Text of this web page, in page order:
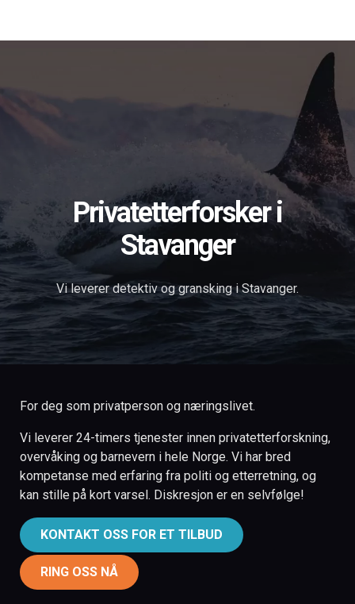
Privatetterforsker i
Stavanger
Vi leverer detektiv og gransking i Stavanger.
For deg som privatperson og næringslivet.
Vi leverer 24-timers tjenester innen privatetterforskning,
overvåking og barnevern i hele Norge. Vi har bred
kompetanse med erfaring fra politi og etterretning, og
kan stille på kort varsel. Diskresjon er en selvfølge!
KONTAKT OSS FOR ET TILBUD
RING OSS NÅ